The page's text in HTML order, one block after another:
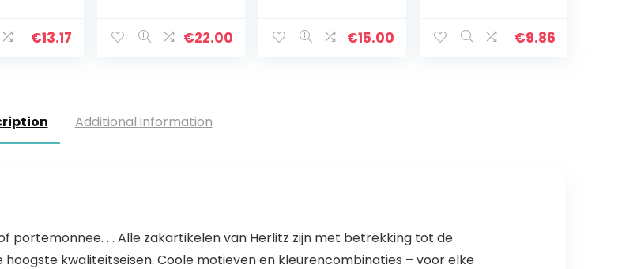
43-
€13.17
Pennenetui
4 cm incl…
€22.00
der,
€15.00
schrijf- en
€9.86
Additional information
portemonnee. . . Alle zakartikelen van Herlitz zijn met betrekking tot de
kwaliteitseisen. Coole motieven en kleurencombinaties – voor elke